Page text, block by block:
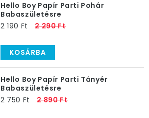
Hello Boy Papír Parti Pohár
Babaszületésre
2 190 Ft
2 290 Ft
KOSÁRBA
Hello Boy Papír Parti Tányér
Babaszületésre
2 750 Ft
2 890 Ft